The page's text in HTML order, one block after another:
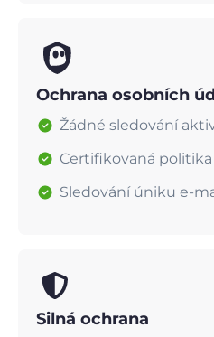
Ochrana osobních
Žádné sledování
Certifikovaná
Sledování úniku e-
Silná ochrana